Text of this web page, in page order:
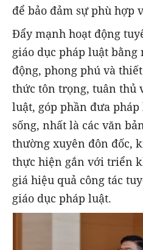
để bảo đảm sự phù hợp
­Đẩy mạnh hoạt động
giáo dục pháp luật
động, phong phú và
thức tôn trọng, tuân thủ
luật, góp phần đưa
sống, nhất là các văn
thường xuyên đôn đốc,
thực hiện gắn với triển
giá hiệu quả công tác
giáo dục pháp luật.